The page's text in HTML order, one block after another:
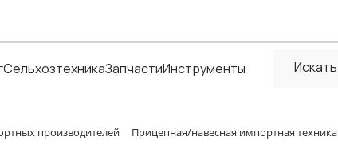
СельхозтехникаЗапчастиИнструменты
производителей Прицепная/навесная импортная техника